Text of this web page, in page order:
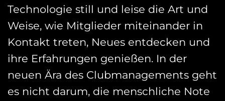
Technologie still und leise die Art und
Weise, wie Mitglieder miteinander in
Kontakt treten, Neues entdecken und
ihre Erfahrungen genießen. In der
neuen Ära des Clubmanagements geht
es nicht darum, die menschliche Note